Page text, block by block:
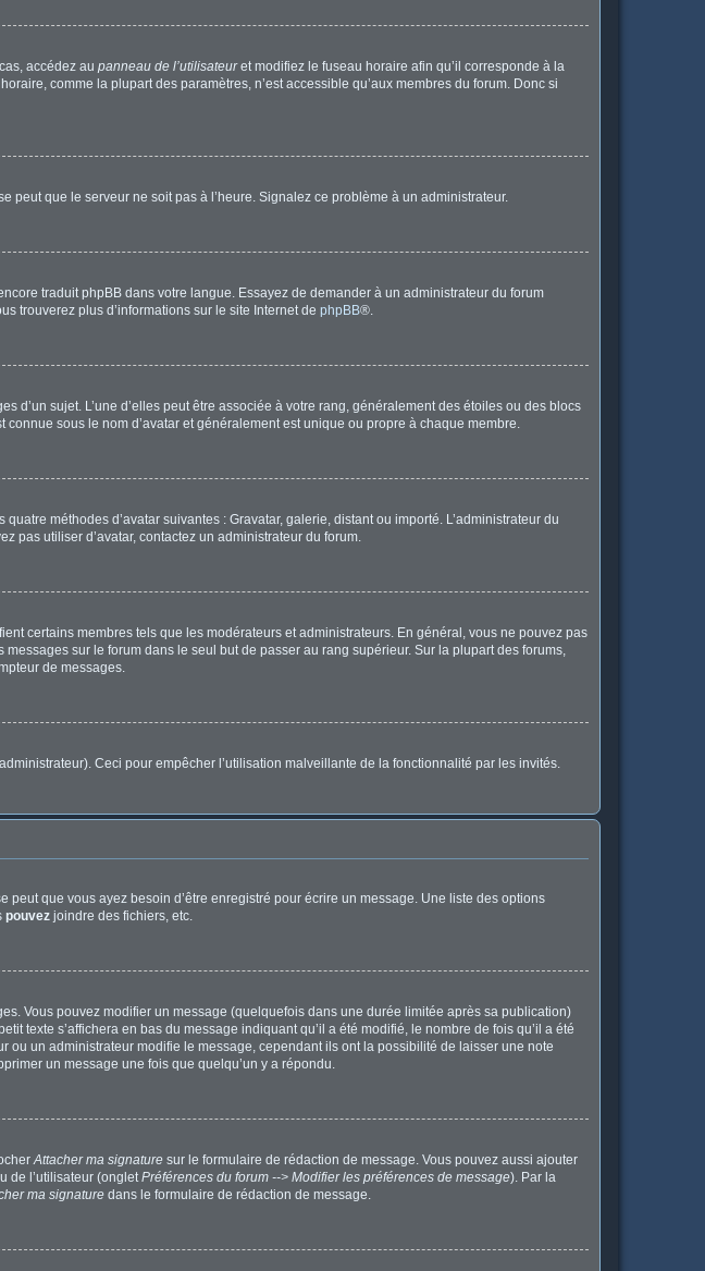
accédez au panneau de l’utilisateuret modifiez le fuseau horaire afin qu’il corresponde à la
comme la plupart des paramètres, n’est accessible qu’aux membres du forum. Donc si
peut que le serveur ne soit pas à l’heure. Signalez ce problème à un administrateur.
traduit phpBB dans votre langue. Essayez de demander à un administrateur du forum
trouverez plus d’informations sur le site Internet de phpBB®.
d’un sujet. L’une d’elles peut être associée à votre rang, généralement des étoiles ou des blocs
sous le nom d’avatar et généralement est unique ou propre à chaque membre.
méthodes d’avatar suivantes : Gravatar, galerie, distant ou importé. L’administrateur du
pas utiliser d’avatar, contactez un administrateur du forum.
certains membres tels que les modérateurs et administrateurs. En général, vous ne pouvez pas
sur le forum dans le seul but de passer au rang supérieur. Sur la plupart des forums,
de messages.
Ceci pour empêcher l’utilisation malveillante de la fonctionnalité par les invités.
que vous ayez besoin d’être enregistré pour écrire un message. Une liste des options
pouvez joindre des fichiers, etc.
Vous pouvez modifier un message (quelquefois dans une durée limitée après sa publication)
texte s’affichera en bas du message indiquant qu’il a été modifié, le nombre de fois qu’il a été
un administrateur modifie le message, cependant ils ont la possibilité de laisser une note
un message une fois que quelqu’un y a répondu.
Attacher ma signature sur le formulaire de rédaction de message. Vous pouvez aussi ajouter
de l’utilisateur (ongletPréférences du forum --> Modifier les préférences de message). Par la
ma signature dans le formulaire de rédaction de message.